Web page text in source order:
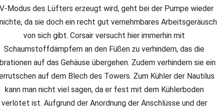
Modus des Lüfters erzeugt wird, geht bei der Pumpe wieder
da sie doch ein recht gut vernehmbares Arbeitsgeräusch
von sich gibt. Corsair versucht hier immerhin mit
Schaumstoffdämpfern an den Füßen zu verhindern, das die
auf das Gehäuse übergehen. Zudem verhindern sie ein
auf dem Blech des Towers. Zum Kühler der Nautilus
kann man nicht viel sagen, da er fest mit dem Kühlerboden
verlötet ist. Aufgrund der Anordnung der Anschlüsse und der